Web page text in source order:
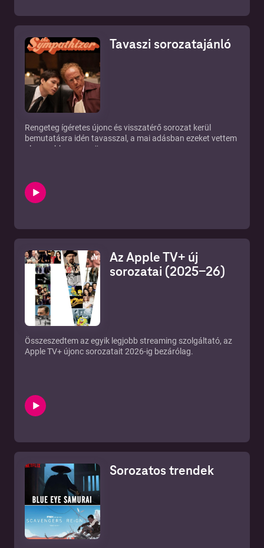
Tavaszi sorozatajánló
Rengeteg ígéretes újonc és visszatérő sorozat kerül
bemutatásra idén tavasszal, a mai adásban ezeket vettem
alaposabban szemügyre.
Az Apple TV+ új
sorozatai (2025-26)
Összeszedtem az egyik legjobb streaming szolgáltató, az
Apple TV+ újonc sorozatait 2026-ig bezárólag.
Sorozatos trendek